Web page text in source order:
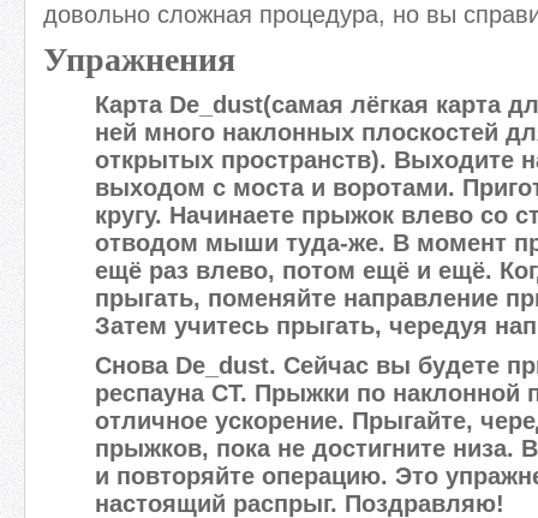
довольно сложная процедура, но вы
Упражнения
Карта De_dust(самая лёгкая карта
ней много наклонных плоскостей
открытых пространств). Выходите
выходом с моста и воротами.
кругу. Начинаете прыжок влево со
отводом мыши туда-же. В момент
ещё раз влево, потом ещё и ещё.
прыгать, поменяйте направление
Затем учитесь прыгать, чередуя
Снова De_dust. Сейчас вы будете
респауна CT. Прыжки по наклонной
отличное ускорение. Прыгайте,
прыжков, пока не достигните низа.
и повторяйте операцию. Это
настоящий распрыг. Поздравляю!